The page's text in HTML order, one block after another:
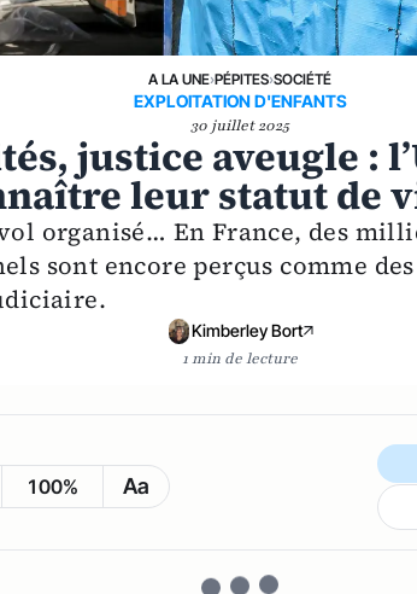
A LA UNE›PÉPITES›SOCIÉTÉ
EXPLOITATION D'ENFANTS
30 juillet 2025
justice aveugle :
leur statut de
organisé… En France, des
sont encore perçus comme
Kimberley Bort
1 min de lecture
100% Aa